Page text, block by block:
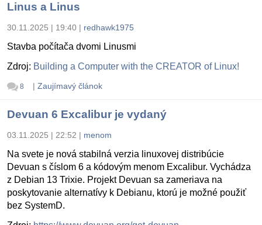
Linus a Linus
30.11.2025 | 19:40 | redhawk1975
Stavba počítača dvomi Linusmi
Zdroj: Building a Computer with the CREATOR of Linux!
8 | Zaujímavý článok
Devuan 6 Excalibur je vydaný
03.11.2025 | 22:52 | menom
Na svete je nová stabilná verzia linuxovej distribúcie
Devuan s číslom 6 a kódovým menom Excalibur. Vychádza
z Debian 13 Trixie. Projekt Devuan sa zameriava na
poskytovanie alternatívy k Debianu, ktorú je možné použiť
bez SystemD.